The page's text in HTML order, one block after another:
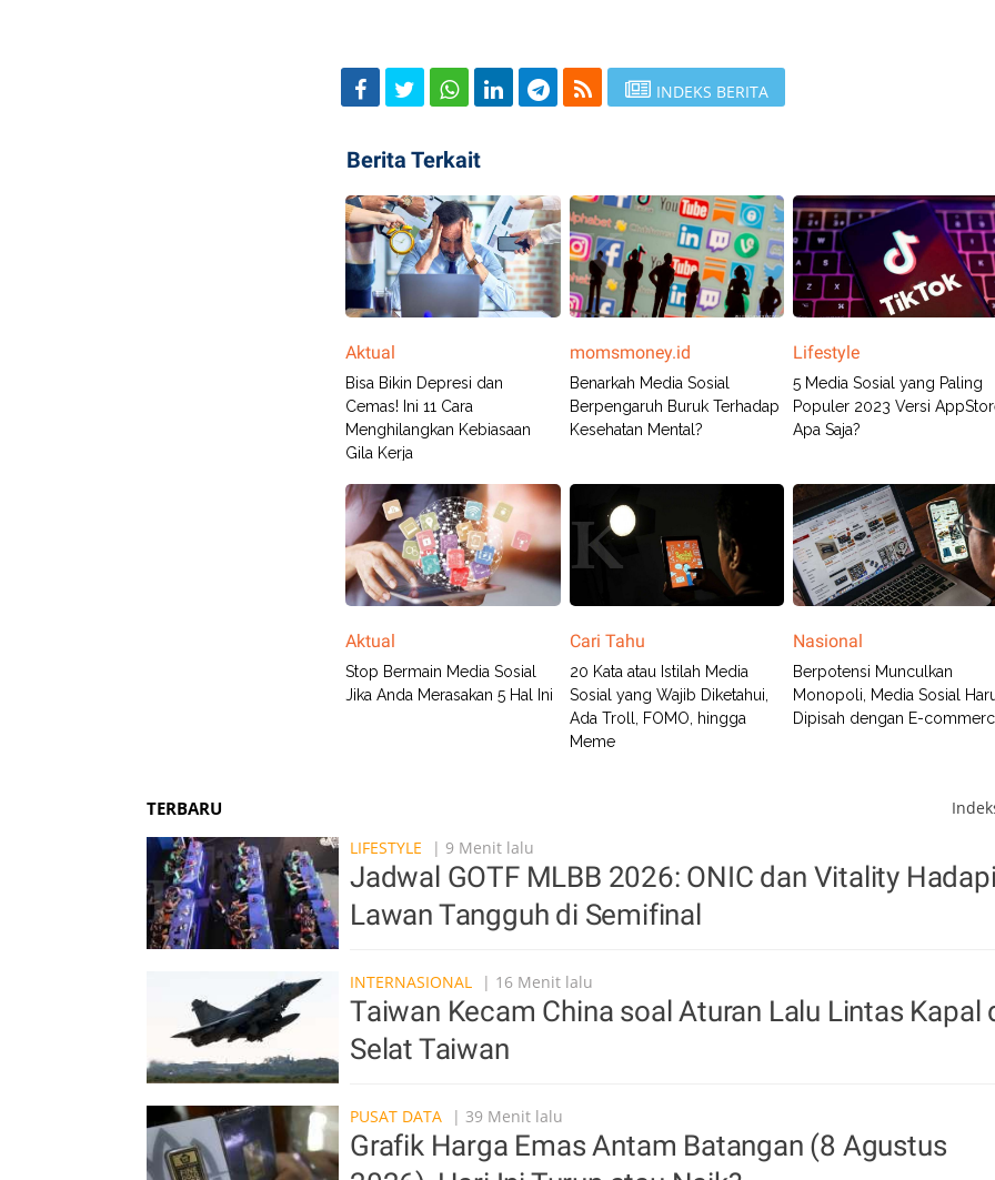
INDEKS BERITA
Berita Terkait
Aktual
Bisa Bikin Depresi dan
Cemas! Ini 11 Cara
Menghilangkan Kebiasaan
Gila Kerja
momsmoney.id
Benarkah Media Sosial
Berpengaruh Buruk Terhadap
Kesehatan Mental?
Lifestyle
5 Media Sosial yang Paling
Populer 2023 Versi
Apa Saja?
Aktual
Stop Bermain Media Sosial
Jika Anda Merasakan 5 Hal Ini
Cari Tahu
20 Kata atau Istilah Media
Sosial yang Wajib Diketahui,
Ada Troll, FOMO, hingga
Meme
Nasional
Berpotensi Munculkan
Monopoli, Media Sosial
Dipisah dengan E-
TERBARU
LIFESTYLE
| 9 Menit lalu
Jadwal GOTF MLBB 2026: ONIC dan Vitality Hadapi
Lawan Tangguh di Semifinal
INTERNASIONAL | 16 Menit lalu
Taiwan Kecam China soal Aturan Lalu Lintas Kapal
Selat Taiwan
PUSAT DATA | 39 Menit lalu
Grafik Harga Emas Antam Batangan (8 Agustus